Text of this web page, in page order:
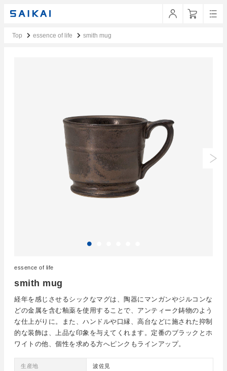
Top essence of life smith mug
smith mug
essence of life
経年を感じさせるシックなマグは、陶器にマンガンやジルコンな
どの金属を含む釉薬を使用することで、アンティーク鋳物のよう
な仕上がりに。また、ハンドルや口縁、高台などに施された抑制
的な装飾は、上品な印象を与えてくれます。定番のブラックとホ
ワイトの他、個性を求める方へピンクもラインアップ。
生産地 波佐見